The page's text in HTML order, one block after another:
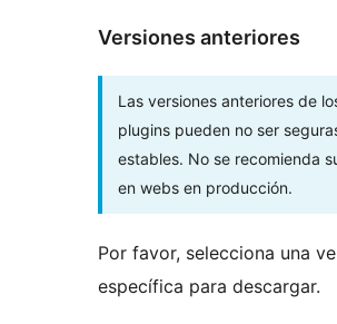
Versiones anteriores
Las versiones anteriores de
plugins pueden no ser
estables. No se recomienda
en webs en producción.
Por favor, selecciona una
específica para descargar.